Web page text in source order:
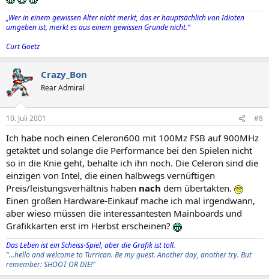
„Wer in einem gewissen Alter nicht merkt, das er hauptsächlich von Idioten
umgeben ist, merkt es aus einem gewissen Grunde nicht.“
Curt Goetz
Crazy_Bon
Rear Admiral
10. Juli 2001 #8
Ich habe noch einen Celeron600 mit 100Mz FSB auf 900MHz
getaktet und solange die Performance bei den Spielen nicht
so in die Knie geht, behalte ich ihn noch. Die Celeron sind die
einzigen von Intel, die einen halbwegs vernüftigen
Preis/leistungsverhältnis haben nach dem übertakten.
Einen großen Hardware-Einkauf mache ich mal irgendwann,
aber wieso müssen die interessantesten Mainboards und
Grafikkarten erst im Herbst erscheinen?
Das Leben ist ein Scheiss-Spiel, aber die Grafik ist toll.
"...hello and welcome to Turrican. Be my guest. Another day, another try. But
remember: SHOOT OR DIE!"